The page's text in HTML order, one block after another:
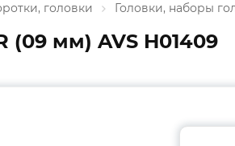
головки Головки, наборы
(09 мм) AVS H01409